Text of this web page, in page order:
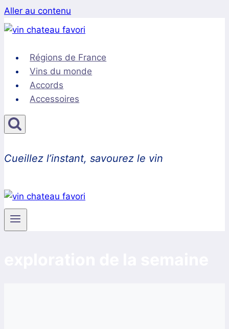
Aller au contenu
Régions de France
Vins du monde
Accords
Accessoires
Cueillez l’instant, savourez le vin